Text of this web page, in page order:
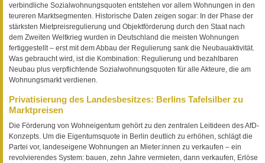
verbindliche Sozialwohnungsquoten entstehen vor allem Wohnungen in den
teureren Marktsegmenten. Historische Daten zeigen sogar: In der Phase der
stärksten Mietpreisregulierung und Objektförderung durch den Staat nach
dem Zweiten Weltkrieg wurden in Deutschland die meisten Wohnungen
fertiggestellt – erst mit dem Abbau der Regulierung sank die Neubauaktivität.
Was gebraucht wird, ist die Kombination: Regulierung und bezahlbaren
Neubau plus verpflichtende Sozialwohnungsquoten für alle Akteure, die am
Wohnungsmarkt verdienen.
Privatisierung des Landesbesitzes: Berlins Tafelsilber zu
Marktpreisen
Die Förderung von Wohneigentum gehört zu den zentralen Leitideen des AfD-
Konzepts. Um die Eigentumsquote in Berlin deutlich zu erhöhen, schlägt die
Partei vor, landeseigene Wohnungen an Mieter:innen zu verkaufen – ein
revolvierendes System: bauen, zehn Jahre vermieten, dann verkaufen, Erlöse